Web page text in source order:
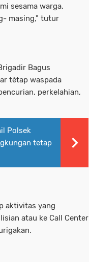
sesama warga,
masing," tutur
Bagus
tètap waspada
perkelahian,
Polsek
tetap
aktivitas yang
atau ke Call Center